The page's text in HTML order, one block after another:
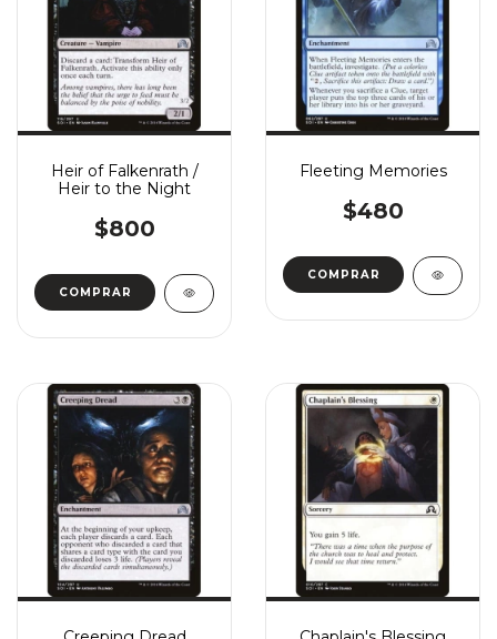
Heir of Falkenrath /
Heir to the Night
$800
COMPRAR
Fleeting Memories
$480
COMPRAR